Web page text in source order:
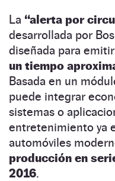
La “alerta por
desarrollada por
diseñada para
un tiempo
Basada en un
puede integrar
sistemas o
entretenimiento ya
automóviles
producción en
2016.